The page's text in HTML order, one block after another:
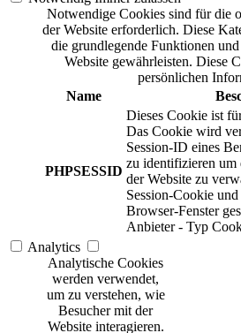
Notwendige Cookies sind für die
der Website erforderlich. Diese
die grundlegende Funktionen
Website gewährleisten. Diese
persönlichen
Name
PHPSESSID
Dieses Cookie ist
Das Cookie wird
Session-ID eines
zu identifizieren um
der Website zu
Session-Cookie
Browser-Fenster
Anbieter - Typ
Analytics
Analytische Cookies
werden verwendet,
um zu verstehen, wie
Besucher mit der
Website interagieren.